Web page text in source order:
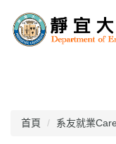
到
主
首頁 系友就業